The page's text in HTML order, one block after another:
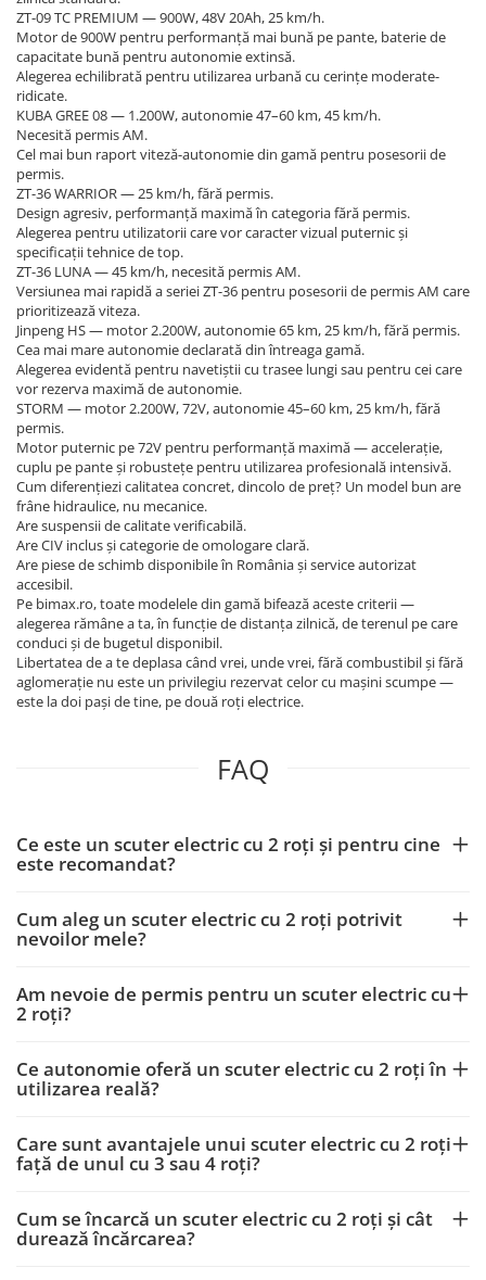
ZT-09 TC PREMIUM — 900W, 48V 20Ah, 25 km/h.
Motor de 900W pentru performanță mai bună pe pante, baterie de
capacitate bună pentru autonomie extinsă.
Alegerea echilibrată pentru utilizarea urbană cu cerințe moderate-
ridicate.
KUBA GREE 08 — 1.200W, autonomie 47–60 km, 45 km/h.
Necesită permis AM.
Cel mai bun raport viteză-autonomie din gamă pentru posesorii de
permis.
ZT-36 WARRIOR — 25 km/h, fără permis.
Design agresiv, performanță maximă în categoria fără permis.
Alegerea pentru utilizatorii care vor caracter vizual puternic și
specificații tehnice de top.
ZT-36 LUNA — 45 km/h, necesită permis AM.
Versiunea mai rapidă a seriei ZT-36 pentru posesorii de permis AM care
prioritizează viteza.
Jinpeng HS — motor 2.200W, autonomie 65 km, 25 km/h, fără permis.
Cea mai mare autonomie declarată din întreaga gamă.
Alegerea evidentă pentru navetiștii cu trasee lungi sau pentru cei care
vor rezerva maximă de autonomie.
STORM — motor 2.200W, 72V, autonomie 45–60 km, 25 km/h, fără
permis.
Motor puternic pe 72V pentru performanță maximă — accelerație,
cuplu pe pante și robustețe pentru utilizarea profesională intensivă.
Cum diferențiezi calitatea concret, dincolo de preț? Un model bun are
frâne hidraulice, nu mecanice.
Are suspensii de calitate verificabilă.
Are CIV inclus și categorie de omologare clară.
Are piese de schimb disponibile în România și service autorizat
accesibil.
Pe bimax.ro, toate modelele din gamă bifează aceste criterii —
alegerea rămâne a ta, în funcție de distanța zilnică, de terenul pe care
conduci și de bugetul disponibil.
Libertatea de a te deplasa când vrei, unde vrei, fără combustibil și fără
aglomerație nu este un privilegiu rezervat celor cu mașini scumpe —
este la doi pași de tine, pe două roți electrice.
FAQ
Ce este un scuter electric cu 2 roți și pentru cine
este recomandat?
Cum aleg un scuter electric cu 2 roți potrivit
nevoilor mele?
Am nevoie de permis pentru un scuter electric cu
2 roți?
Ce autonomie oferă un scuter electric cu 2 roți în
utilizarea reală?
Care sunt avantajele unui scuter electric cu 2 roți
față de unul cu 3 sau 4 roți?
Cum se încarcă un scuter electric cu 2 roți și cât
durează încărcarea?